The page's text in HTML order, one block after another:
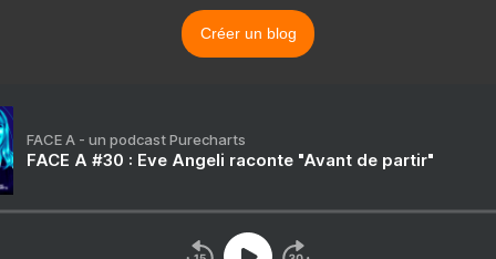
Créer un blog
FACE A - un podcast Purecharts
FACE A #30 : Eve Angeli raconte "Avant de partir"